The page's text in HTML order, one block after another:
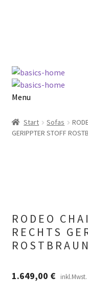
Zur
Navigation
springen
Zum
Inhalt
springen
Menu
Alle Produkte
Summer Sale
Start Sofas
GERIPPTER STOFF
RODEO
RECHTS
1.649,00 € inkl.Mwst.